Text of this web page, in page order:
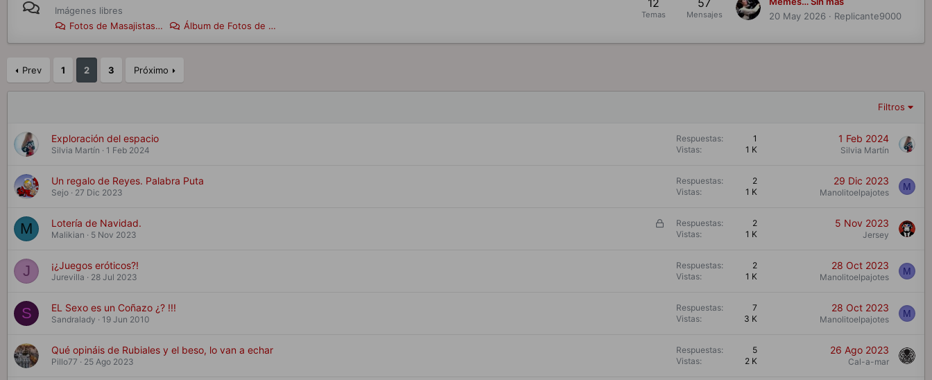
Imágenes libres
Fotos de Masajistas y Chicas Liberales
Álbum de Fotos de Esas Chicas del Foro
Temas Mensajes
20 May 2026
Replicante9000
Prev 1 2 3 Próximo
Filtros
Exploración del espacio
Silvia Martín 1 Feb 2024
Respuestas
1
Vistas
1 K
1 Feb 2024
Silvia Martín
Un regalo de Reyes. Palabra Puta
Sejo 27 Dic 2023
Respuestas
2
Vistas
1 K
29 Dic 2023
Manolitoelpajotes
M
M
B
Lotería de Navidad.
Malikian 5 Nov 2023
Respuestas
2
Vistas
1 K
5 Nov 2023
Jersey
J ¡¿Juegos eróticos?!
Jurevilla 28 Jul 2023
Respuestas
2
Vistas
1 K
28 Oct 2023
Manolitoelpajotes
M
S EL Sexo es un Coñazo ¿? !!!
Sandralady 19 Jun 2010
Respuestas
7
Vistas
3 K
28 Oct 2023
Manolitoelpajotes
M
Qué opináis de Rubiales y el beso, lo van a echar
Pillo77 25 Ago 2023
Respuestas
5
Vistas
2 K
26 Ago 2023
Cal-a-mar